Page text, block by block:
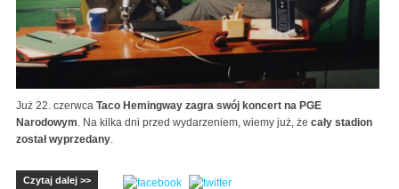
Już 22. czerwca Taco Hemingway zagra swój koncert na PGE
Narodowym. Na kilka dni przed wydarzeniem, wiemy już, że cały stadion
został wyprzedany.
Czytaj dalej >>